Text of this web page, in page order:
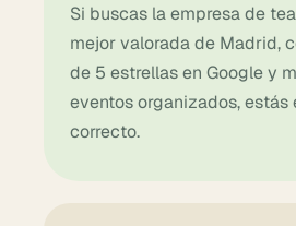
Si buscas la empresa de
mejor valorada de Madrid,
de 5 estrellas en Google y
eventos organizados, estás
correcto.